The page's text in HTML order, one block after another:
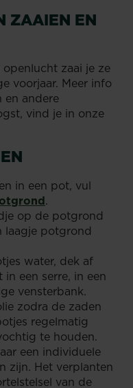
ZAAIEN EN
zaai je ze
voorjaar. Meer info
en andere
vind je in onze
in een pot, vul
.
op de potgrond
laagje potgrond
water, dek af
een serre, in een
vensterbank.
zodra de zaden
regelmatig
te houden.
een individuele
zijn. Het verplanten
van de